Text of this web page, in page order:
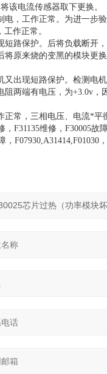
该电流传感器取下更换。
，工作正常。为进一步
作正常。
路保护。后将负载断开
原来烧的变黑的模块更
出现短路保护。检测电
两端有电压，为+3.0v
正常，三相电压、电流*平
F31135维修，F30005
F07930,A31414,F01030